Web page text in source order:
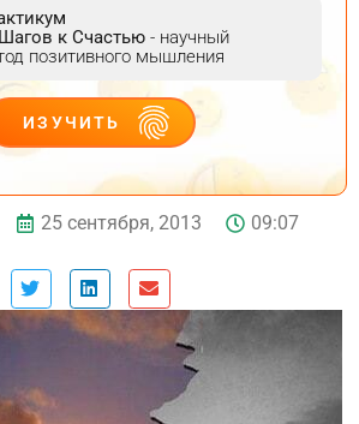
к Счастью - научный
позитивного мышления
ИЗУЧИТЬ
25 сентября, 2013
09:07